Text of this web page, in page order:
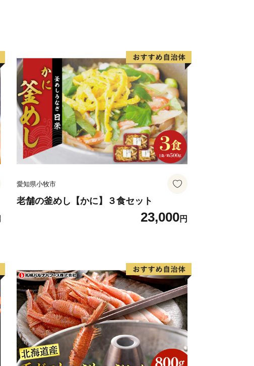
愛知県小牧市
老舗の釜めし【かに】３食セット
23,000円